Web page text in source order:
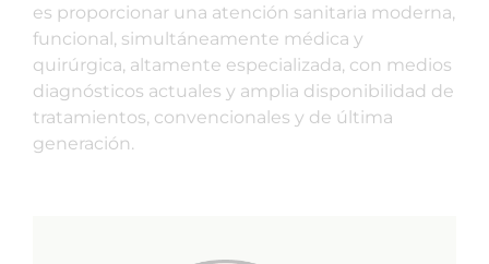
es proporcionar una atención sanitaria moderna,
funcional, simultáneamente médica y
quirúrgica, altamente especializada, con medios
diagnósticos actuales y amplia disponibilidad de
tratamientos, convencionales y de última
generación.